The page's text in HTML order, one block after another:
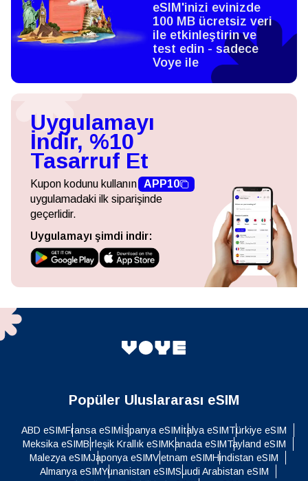
eSIM'inizi evinizde
100 MB ücretsiz veri
ile etkinleştirin ve
test edin - sadece
Voye ile
Uygulamayı
İndir, %10
Tasarruf Et
Kupon kodunu kullanın APP10
uygulamadaki ilk siparişinde
geçerlidir.
Uygulamayı şimdi indir:
Popüler Uluslararası eSIM
ABD eSIMFransa eSIMİspanya eSIMİtalya eSIMTürkiye eSIM
Meksika eSIMBirleşik Krallık eSIMKanada eSIMTayland eSIM
Malezya eSIMJaponya eSIMVietnam eSIMHindistan eSIM
Almanya eSIMYunanistan eSIMSuudi Arabistan eSIM